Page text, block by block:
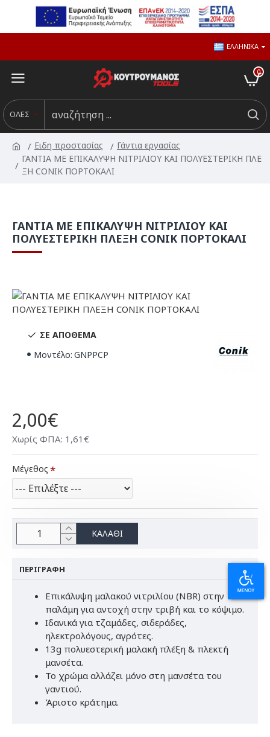
ΕΛΛΗΝΙΚΆ
0
ΟΛΕΣ
Ειδη προστασίας
Γάντια εργασίας
ΓΑΝΤΙΑ ΜΕ ΕΠΙΚΑΛΥΨΗ ΝΙΤΡΙΛΙΟΥ ΚΑΙ ΠΟΛΥΕΣΤΕΡΙΚΗ ΠΛΕ
ΞΗ CONIK ΠΟΡΤΟΚΑΛΙ
ΓΑΝΤΙΑ ΜΕ ΕΠΙΚΑΛΥΨΗ ΝΙΤΡΙΛΙΟΥ ΚΑΙ
ΠΟΛΥΕΣΤΕΡΙΚΗ ΠΛΕΞΗ CONIK ΠΟΡΤΟΚΑΛΙ
ΣΕ ΑΠΌΘΕΜΑ
Μοντέλο: GNPPCP
2,00€
Χωρίς ΦΠΑ: 1,61€
Μέγεθος
ΚΑΛΆΘΙ
ΠΕΡΙΓΡΑΦΉ
Επικάλυψη μαλακού νιτριλίου (NBR) στην
παλάμη για αντοχή στην τριβή και το κόψιμο.
Ιδανικά για τζαμάδες, σιδεράδες,
ηλεκτρολόγους, αγρότες.
13g πολυεστερική μαλακή πλέξη & πλεκτή
μανσέτα.
Το χρώμα αλλάζει μόνο στη μανσέτα του
γαντιού.
Άριστο κράτημα.